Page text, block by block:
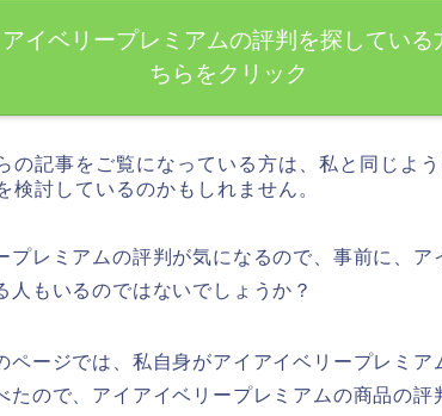
イベリープレミアムの評判を探している
ちらをクリック
の記事をご覧になっている方は、私と同じよ
検討しているのかもしれません。
プレミアムの評判が気になるので、事前に、ア
人もいるのではないでしょうか？
ページでは、私自身がアイアイベリープレミア
たので、アイアイベリープレミアムの商品の評